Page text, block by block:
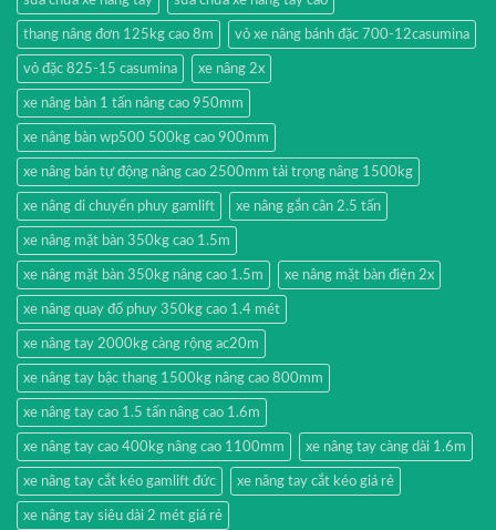
thang nâng đơn 125kg cao 8m vỏ xe nâng bánh đặc 700-12casumina
vỏ đặc 825-15 casumina xe nâng 2x
xe nâng bàn 1 tấn nâng cao 950mm
xe nâng bàn wp500 500kg cao 900mm
xe nâng bán tự động nâng cao 2500mm tải trọng nâng 1500kg
xe nâng di chuyển phuy gamlift xe nâng gắn cân 2.5 tấn
xe nâng mặt bàn 350kg cao 1.5m
xe nâng mặt bàn 350kg nâng cao 1.5m xe nâng mặt bàn điện 2x
xe nâng quay đổ phuy 350kg cao 1.4 mét
xe nâng tay 2000kg càng rộng ac20m
xe nâng tay bậc thang 1500kg nâng cao 800mm
xe nâng tay cao 1.5 tấn nâng cao 1.6m
xe nâng tay cao 400kg nâng cao 1100mm xe nâng tay càng dài 1.6m
xe nâng tay cắt kéo gamlift đức xe nâng tay cắt kéo giá rẻ
xe nâng tay siêu dài 2 mét giá rẻ